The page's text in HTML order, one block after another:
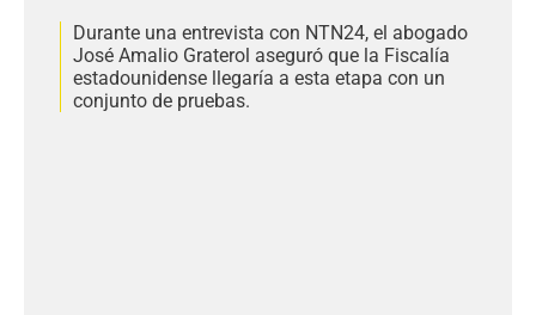
Durante una entrevista con NTN24, el abogado
José Amalio Graterol aseguró que la Fiscalía
estadounidense llegaría a esta etapa con un
conjunto de pruebas.